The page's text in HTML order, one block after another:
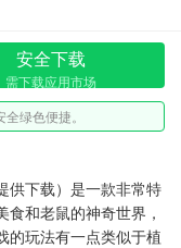
安全下载
需下载应用市场
绿色便捷。
下载）是一款非常特
和老鼠的神奇世界，
的玩法有一点类似于植